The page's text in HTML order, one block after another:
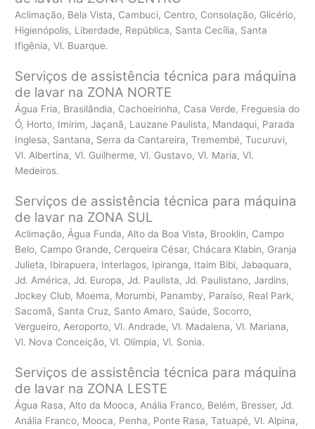
Aclimação, Bela Vista, Cambuci, Centro, Consolação, Glicério,
Higienópolis, Liberdade, República, Santa Cecília, Santa
Ifigênia, Vl. Buarque.
Serviços de assistência técnica para máquina
de lavar na ZONA NORTE
Água Fria, Brasilândia, Cachoeirinha, Casa Verde, Freguesia do
Ó, Horto, Imirim, Jaçanã, Lauzane Paulista, Mandaqui, Parada
Inglesa, Santana, Serra da Cantareira, Tremembé, Tucuruvi,
Vl. Albertina, Vl. Guilherme, Vl. Gustavo, Vl. Maria, Vl.
Medeiros.
Serviços de assistência técnica para máquina
de lavar na ZONA SUL
Aclimação, Água Funda, Alto da Boa Vista, Brooklin, Campo
Belo, Campo Grande, Cerqueira César, Chácara Klabin, Granja
Julieta, Ibirapuera, Interlagos, Ipiranga, Itaim Bibi, Jabaquara,
Jd. América, Jd. Europa, Jd. Paulista, Jd. Paulistano, Jardins,
Jockey Club, Moema, Morumbi, Panamby, Paraíso, Real Park,
Sacomã, Santa Cruz, Santo Amaro, Saúde, Socorro,
Vergueiro, Aeroporto, Vl. Andrade, Vl. Madalena, Vl. Mariana,
Vl. Nova Conceição, Vl. Olímpia, Vl. Sonia.
Serviços de assistência técnica para máquina
de lavar na ZONA LESTE
Água Rasa, Alto da Mooca, Anália Franco, Belém, Bresser, Jd.
Anália Franco, Mooca, Penha, Ponte Rasa, Tatuapé, Vl. Alpina,